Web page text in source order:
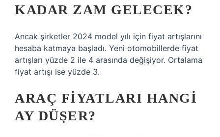
KADAR ZAM GELECEK?
Ancak şirketler 2024 model yılı için fiyat artışlarını
hesaba katmaya başladı. Yeni otomobillerde fiyat
artışları yüzde 2 ile 4 arasında değişiyor. Ortalama
fiyat artışı ise yüzde 3.
ARAÇ FIYATLARI HANGI
AY DÜŞER?